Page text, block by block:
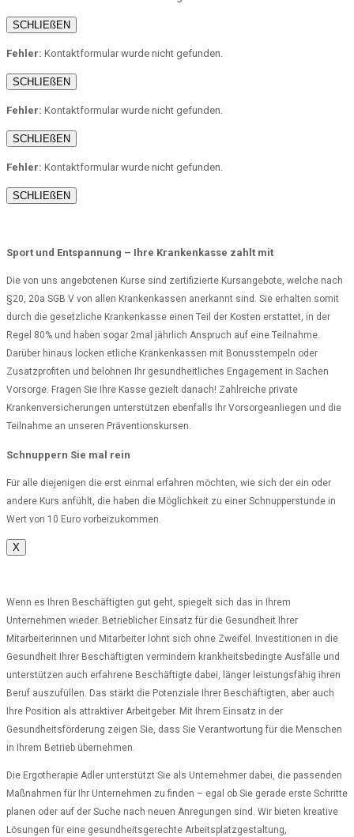
SCHLIEßEN
Fehler: Kontaktformular wurde nicht gefunden.
SCHLIEßEN
Fehler: Kontaktformular wurde nicht gefunden.
SCHLIEßEN
Fehler: Kontaktformular wurde nicht gefunden.
SCHLIEßEN
Sport und Entspannung – Ihre Krankenkasse zahlt mit
Die von uns angebotenen Kurse sind zertifizierte Kursangebote, welche nach
§20, 20a SGB V von allen Krankenkassen anerkannt sind. Sie erhalten somit
durch die gesetzliche Krankenkasse einen Teil der Kosten erstattet, in der
Regel 80% und haben sogar 2mal jährlich Anspruch auf eine Teilnahme.
Darüber hinaus locken etliche Krankenkassen mit Bonusstempeln oder
Zusatzprofiten und belohnen Ihr gesundheitliches Engagement in Sachen
Vorsorge. Fragen Sie Ihre Kasse gezielt danach! Zahlreiche private
Krankenversicherungen unterstützen ebenfalls Ihr Vorsorgeanliegen und die
Teilnahme an unseren Präventionskursen.
Schnuppern Sie mal rein
Für alle diejenigen die erst einmal erfahren möchten, wie sich der ein oder
andere Kurs anfühlt, die haben die Möglichkeit zu einer Schnupperstunde in
Wert von 10 Euro vorbeizukommen.
X
Wenn es Ihren Beschäftigten gut geht, spiegelt sich das in Ihrem
Unternehmen wieder. Betrieblicher Einsatz für die Gesundheit Ihrer
Mitarbeiterinnen und Mitarbeiter lohnt sich ohne Zweifel. Investitionen in die
Gesundheit Ihrer Beschäftigten vermindern krankheitsbedingte Ausfälle und
unterstützen auch erfahrene Beschäftigte dabei, länger leistungsfähig ihren
Beruf auszufüllen. Das stärkt die Potenziale Ihrer Beschäftigten, aber auch
Ihre Position als attraktiver Arbeitgeber. Mit Ihrem Einsatz in der
Gesundheitsförderung zeigen Sie, dass Sie Verantwortung für die Menschen
in Ihrem Betrieb übernehmen.
Die Ergotherapie Adler unterstützt Sie als Unternehmer dabei, die passenden
Maßnahmen für Ihr Unternehmen zu finden – egal ob Sie gerade erste Schritte
planen oder auf der Suche nach neuen Anregungen sind. Wir bieten kreative
Lösungen für eine gesundheitsgerechte Arbeitsplatzgestaltung,